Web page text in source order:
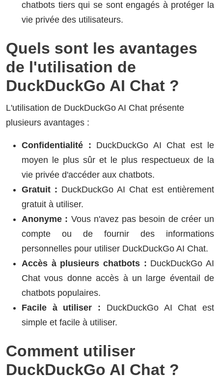
chatbots tiers qui se sont engagés à protéger la
vie privée des utilisateurs.
Quels sont les avantages
de l'utilisation de
DuckDuckGo AI Chat ?
L'utilisation de DuckDuckGo AI Chat présente
plusieurs avantages :
Confidentialité : DuckDuckGo AI Chat est le
moyen le plus sûr et le plus respectueux de la
vie privée d'accéder aux chatbots.
Gratuit : DuckDuckGo AI Chat est entièrement
gratuit à utiliser.
Anonyme : Vous n'avez pas besoin de créer un
compte ou de fournir des informations
personnelles pour utiliser DuckDuckGo AI Chat.
Accès à plusieurs chatbots : DuckDuckGo AI
Chat vous donne accès à un large éventail de
chatbots populaires.
Facile à utiliser : DuckDuckGo AI Chat est
simple et facile à utiliser.
Comment utiliser
DuckDuckGo AI Chat ?